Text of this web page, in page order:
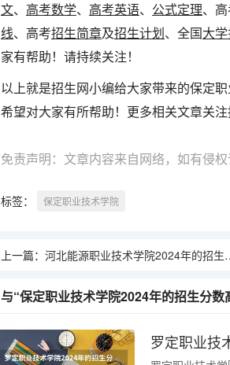
文、 高考数学、 高考英语、 公式定理、
线、高考招生简章及招生计划、全国大
家有帮助！请持续关注！
以上就是招生网小编给大家带来的保定
希望对大家有所帮助！更多相关文章关注
免责声明：文章内容来自网络，如有侵权
标签： 保定职业技术学院
上一篇： 河北能源职业技术学院2024年的招生分数高吗
与“保定职业技术学院2024年的招生分数
罗定职业技